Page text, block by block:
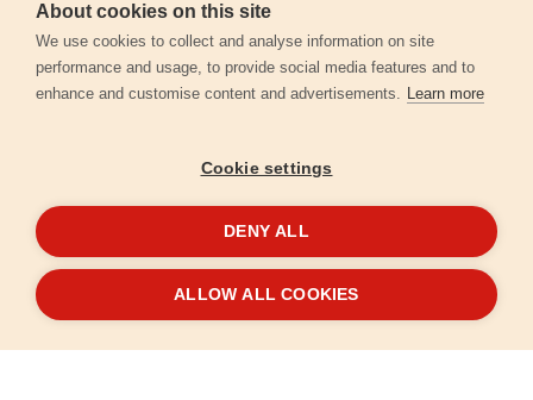
© 2026extol.hu- Minden jog fenntartva
Személyes adatok védelme
Kapcsolat
Garancia regisztráció
LétrehoztaFEO
About cookies on this site
We use cookies to collect and analyse information on site
performance and usage, to provide social media features and to
enhance and customise content and advertisements. Learn more
Cookie settings
DENY ALL
ALLOW ALL COOKIES